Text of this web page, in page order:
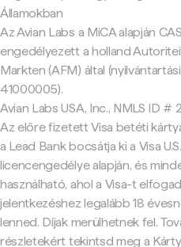
Államokban
Az Avian Labs a MiCA alapján
engedélyezett a holland
Markten (AFM) által
41000005).
Avian Labs USA, Inc., NMLS ID #
Az előre fizetett Visa betéti
a Lead Bank bocsátja ki a Visa
licencengedélye alapján, és
használható, ahol a Visa-t
jelentkezéshez legalább 18
lenned. Díjak merülhetnek fel.
részletekért tekintsd meg a